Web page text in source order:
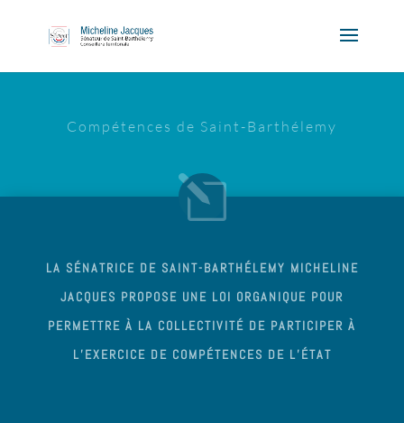
Compétences de Saint-Barthélemy
LA SÉNATRICE DE SAINT-BARTHÉLEMY MICHELINE
JACQUES PROPOSE UNE LOI ORGANIQUE POUR
PERMETTRE À LA COLLECTIVITÉ DE PARTICIPER À
L’EXERCICE DE COMPÉTENCES DE L’ÉTAT